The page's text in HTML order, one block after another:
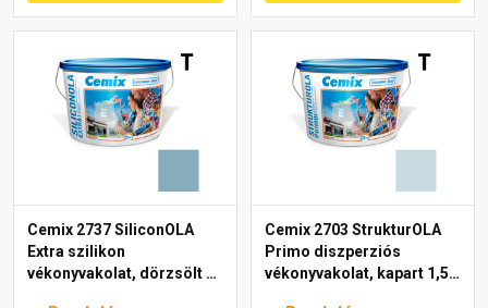
Cemix 2737 SiliconOLA
Extra szilikon
vékonyvakolat, dörzsölt 2
Cemix 2703 StrukturOLA
Primo diszperziós
vékonyvakolat, kapart 1,5